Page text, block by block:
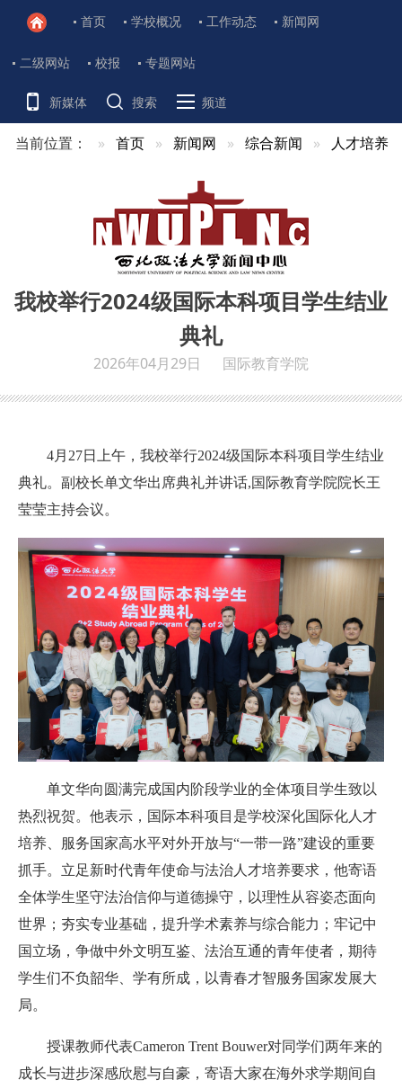
首页 学校概况 工作动态 新闻网
二级网站 校报 专题网站
新媒体 搜索 频道
当前位置： 首页 新闻网 综合新闻 人才培养
我校举行2024级国际本科项目学生结业
典礼
2026年04月29日 国际教育学院
4月27日上午，我校举行2024级国际本科项目学生结业
典礼。副校长单文华出席典礼并讲话,国际教育学院院长王
莹莹主持会议。
单文华向圆满完成国内阶段学业的全体项目学生致以
热烈祝贺。他表示，国际本科项目是学校深化国际化人才
培养、服务国家高水平对外开放与“一带一路”建设的重要
抓手。立足新时代青年使命与法治人才培养要求，他寄语
全体学生坚守法治信仰与道德操守，以理性从容姿态面向
世界；夯实专业基础，提升学术素养与综合能力；牢记中
国立场，争做中外文明互鉴、法治互通的青年使者，期待
学生们不负韶华、学有所成，以青春才智服务国家发展大
局。
授课教师代表Cameron Trent Bouwer对同学们两年来的
成长与进步深感欣慰与自豪，寄语大家在海外求学期间自